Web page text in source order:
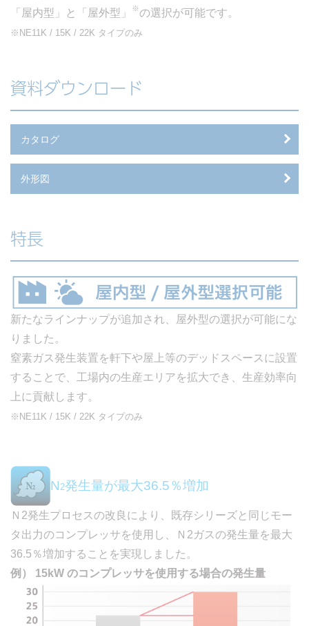
「屋内型」と「屋外型」
※の選択が可能です。
※NE11K / 15K / 22K タイプのみ
資料ダウンロード
カタログ
外形図
特長
新たなラインナップが追加され、屋外型の選択が可能にな
りました。
窒素ガス発生装置を軒下や屋上等のデッドスペースに設置
することで、工場内の生産エリアを拡大でき、生産効率向
上に貢献します。
※NE11K / 15K / 22K タイプのみ
N2発生量が最大36.5％増加
Ｎ2発生プロセスの改良により、既存シリーズと同じモー
タ出力のコンプレッサを使用し、Ｎ2ガスの発生量を最大
36.5％増加することを実現しました。
例） 15kW のコンプレッサを使用する場合の発生量